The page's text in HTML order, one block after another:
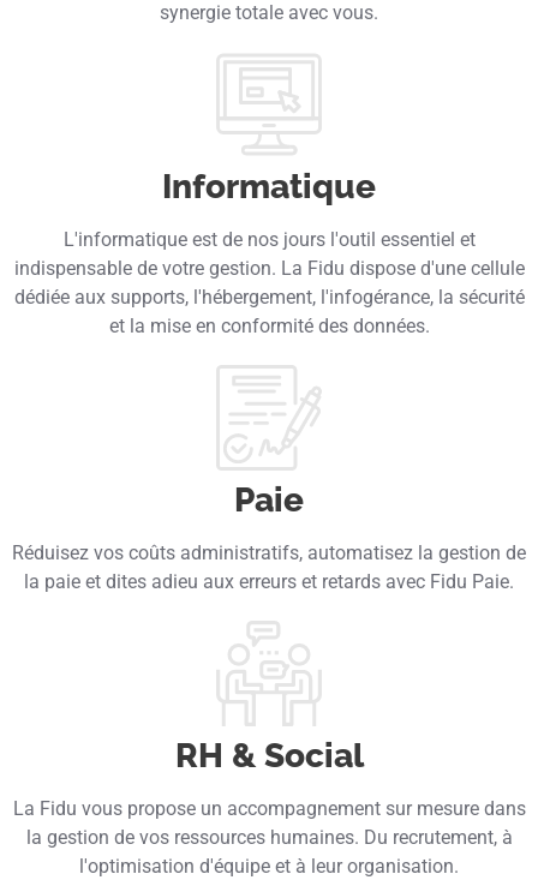
synergie totale avec vous.
Informatique
L'informatique est de nos jours l'outil essentiel et
indispensable de votre gestion. La Fidu dispose d'une cellule
dédiée aux supports, l'hébergement, l'infogérance, la sécurité
et la mise en conformité des données.
Paie
Réduisez vos coûts administratifs, automatisez la gestion de
la paie et dites adieu aux erreurs et retards avec Fidu Paie.
RH & Social
La Fidu vous propose un accompagnement sur mesure dans
la gestion de vos ressources humaines. Du recrutement, à
l'optimisation d'équipe et à leur organisation.